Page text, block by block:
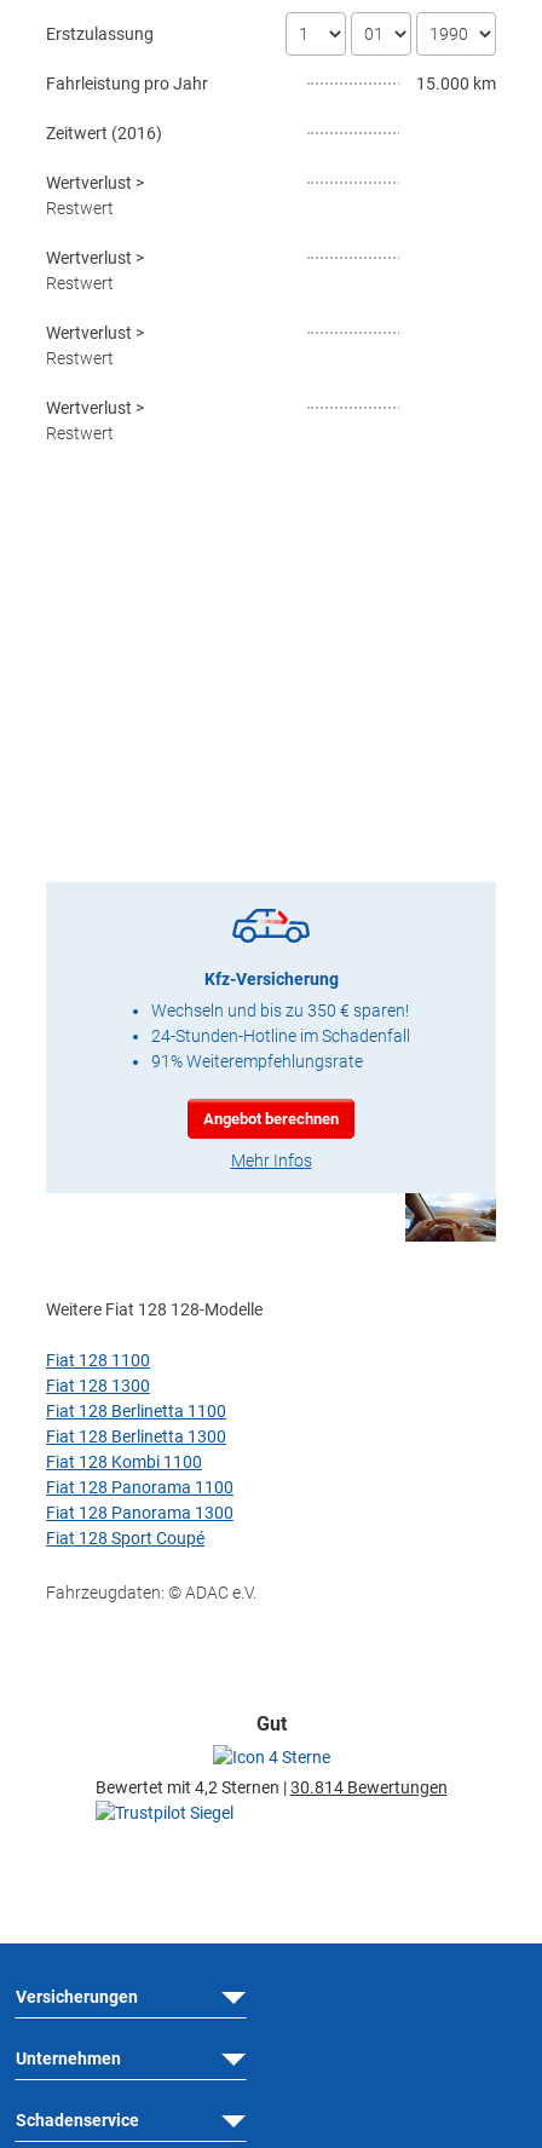
Erstzulassung
Fahrleistung pro Jahr 15.000 km
Zeitwert (2016)
Wertverlust >
Restwert
Wertverlust >
Restwert
Wertverlust >
Restwert
Wertverlust >
Restwert
Kfz-Versicherung
Wechseln und bis zu 350 € sparen!
24-Stunden-Hotline im Schadenfall
91% Weiterempfehlungsrate
Angebot berechnen
Mehr Infos
Weitere Fiat 128 128-Modelle
Fiat 128 1100
Fiat 128 1300
Fiat 128 Berlinetta 1100
Fiat 128 Berlinetta 1300
Fiat 128 Kombi 1100
Fiat 128 Panorama 1100
Fiat 128 Panorama 1300
Fiat 128 Sport Coupé
Fahrzeugdaten: © ADAC e.V.
Gut
Bewertet mit 4,2 Sternen |30.814 Bewertungen
Versicherungen
Unternehmen
Schadenservice